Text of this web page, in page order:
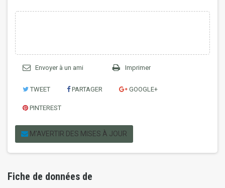
Envoyer à un ami Imprimer
TWEET PARTAGER GOOGLE+
PINTEREST
M'AVERTIR DES MISES À JOUR
Fiche de données de